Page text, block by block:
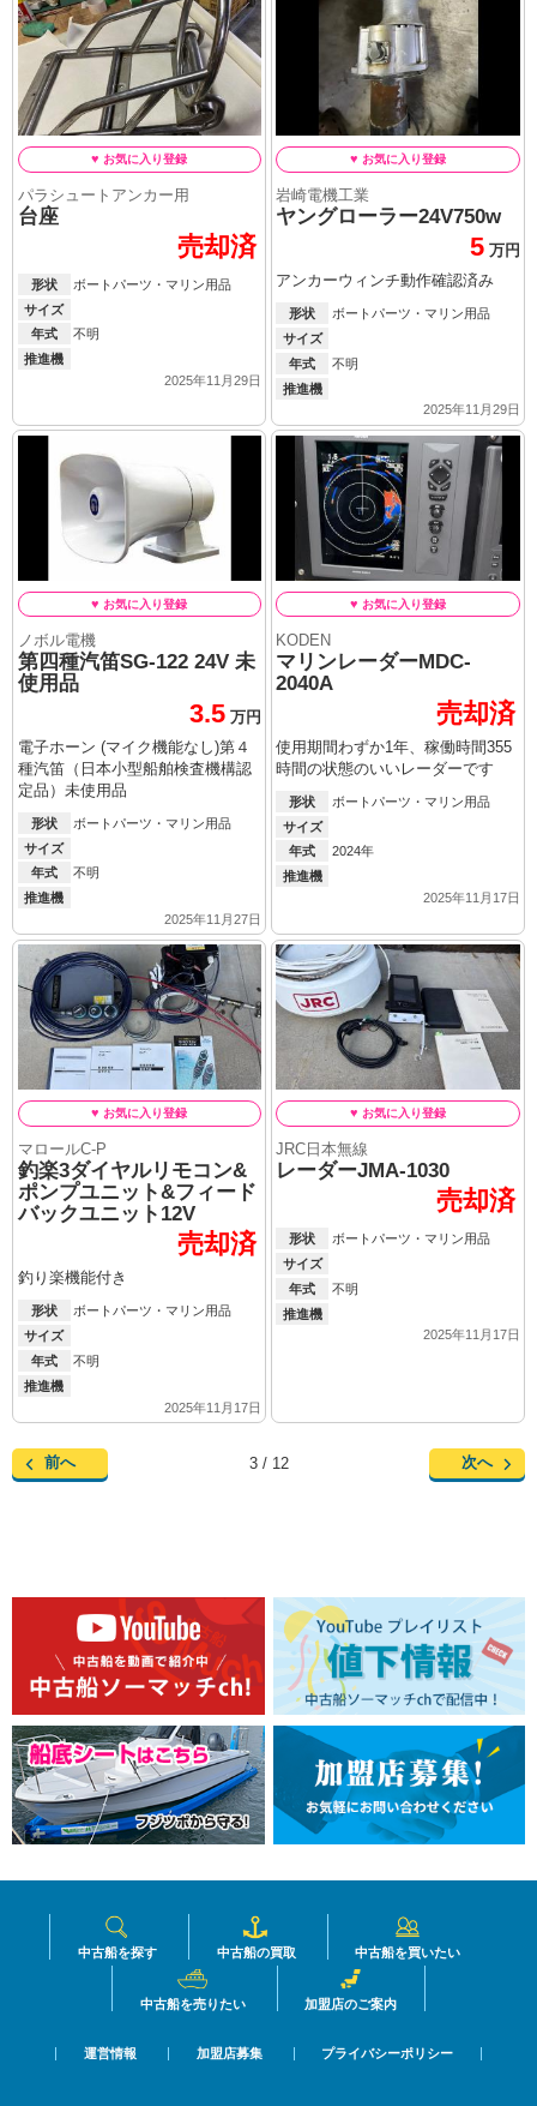
パラシュートアンカー用
台座
売却済
形状
ボートパーツ・マリン用品
サイズ
年式
不明
推進機
2025年11月29日
岩崎電機工業
ヤングローラー24V750w
5 万円
アンカーウィンチ動作確認済み
形状
ボートパーツ・マリン用品
サイズ
年式
不明
推進機
2025年11月29日
ノボル電機
第四種汽笛SG-122 24V 未
使用品
3.5 万円
電子ホーン (マイク機能なし)第４
種汽笛（日本小型船舶検査機構認
定品）未使用品
形状
ボートパーツ・マリン用品
サイズ
年式
不明
推進機
2025年11月27日
KODEN
マリンレーダーMDC-
2040A
売却済
使用期間わずか1年、稼働時間355
時間の状態のいいレーダーです
形状
ボートパーツ・マリン用品
サイズ
年式
2024年
推進機
2025年11月17日
マロールC-P
釣楽3ダイヤルリモコン&
ポンプユニット&フィード
バックユニット12V
売却済
釣り楽機能付き
形状
ボートパーツ・マリン用品
サイズ
年式
不明
推進機
2025年11月17日
JRC日本無線
レーダーJMA-1030
売却済
形状
ボートパーツ・マリン用品
サイズ
年式
不明
推進機
2025年11月17日
前へ 3 / 12 次へ
中古船を探す 中古船の買取 中古船を買いたい
中古船を売りたい 加盟店のご案内
運営情報 加盟店募集 プライバシーポリシー